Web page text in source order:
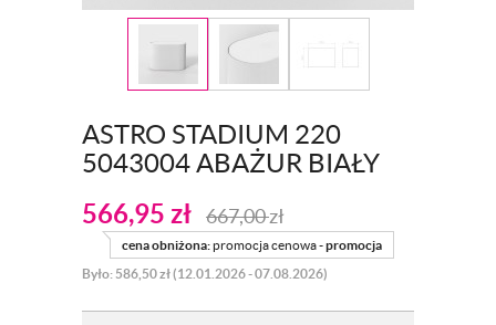
ASTRO STADIUM 220
5043004 ABAŻUR BIAŁY
566,95 zł 667,00zł
cena obniżona:promocja cenowa -promocja
Było: 586,50 zł (12.01.2026 - 07.08.2026)